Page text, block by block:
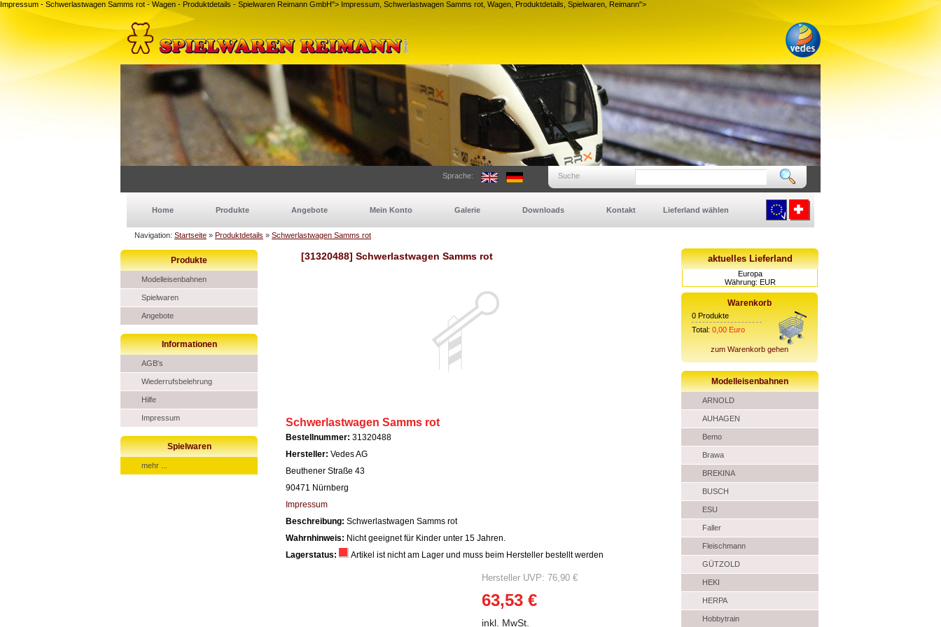
Impressum - Schwerlastwagen Samms rot - Wagen - Produktdetails - Spielwaren Reimann GmbH"> Impressum, Schwerlastwagen Samms rot, Wagen, Produktdetails, Spielwaren, Reimann">
Suche
Sprache:
Home Produkte Angebote Mein Konto Galerie Downloads Kontakt Lieferland wählen
Navigation: Startseite » Produktdetails » Schwerlastwagen Samms rot
Produkte
Modelleisenbahnen
Spielwaren
Angebote
Informationen
AGB's
Wiederrufsbelehrung
Hilfe
Impressum
Spielwaren
mehr ...
[31320488] Schwerlastwagen Samms rot
Schwerlastwagen Samms rot
Bestellnummer: 31320488
Hersteller: Vedes AG
Beuthener Straße 43
90471 Nürnberg
Impressum
Beschreibung: Schwerlastwagen Samms rot
Wahrnhinweis: Nicht geeignet für Kinder unter 15 Jahren.
Lagerstatus:
Artikel ist nicht am Lager und muss beim Hersteller bestellt werden
Hersteller UVP: 76,90 €
63,53 €
inkl. MwSt.
aktuelles Lieferland
Europa
Währung: EUR
Warenkorb
0 Produkte
Total: 0,00 Euro
zum Warenkorb gehen
Modelleisenbahnen
ARNOLD
AUHAGEN
Bemo
Brawa
BREKINA
BUSCH
ESU
Faller
Fleischmann
GÜTZOLD
HEKI
HERPA
Hobbytrain